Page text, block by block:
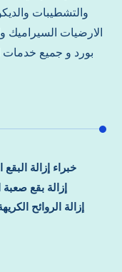
والتشطيبات
الارضيات السيراميك
بورد و جميع خدمات
خبراء إزالة
إزالة بقع
إزالة الروائح